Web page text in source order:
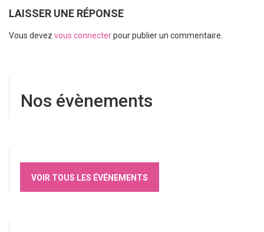
LAISSER UNE RÉPONSE
Vous devez vous connecterpour publier un commentaire.
Nos évènements
VOIR TOUS LES ÉVÉNEMENTS